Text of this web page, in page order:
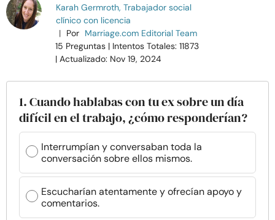
Relaciones
Ayuda
Cursos
Recursos
Comunidad
Karah Germroth, Trabajador social
clínico con licencia
| Por Marriage.com Editorial Team
15 Preguntas | Intentos Totales: 11873
| Actualizado: Nov 19, 2024
1. Cuando hablabas con tu ex sobre un día
difícil en el trabajo, ¿cómo responderían?
Interrumpían y conversaban toda la
conversación sobre ellos mismos.
Escucharían atentamente y ofrecían apoyo y
comentarios.